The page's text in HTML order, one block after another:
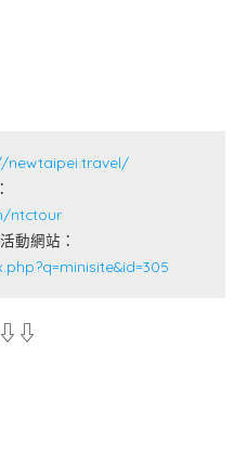
newtaipei.travel/
ntctour
動網站：